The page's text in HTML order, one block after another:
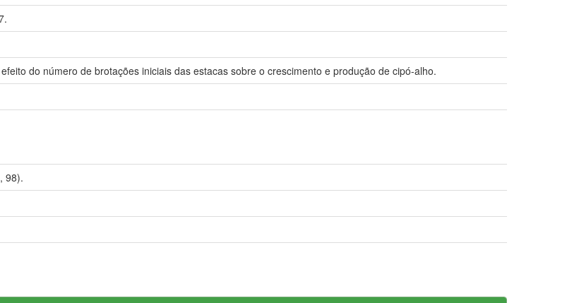
do número de brotações iniciais das estacas sobre o crescimento e produção de cipó-alho.
98).